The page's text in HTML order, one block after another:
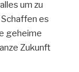
um zu
es
geheime
Zukunft